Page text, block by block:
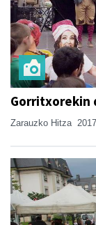
Gorritxorekin
Zarauzko Hitza